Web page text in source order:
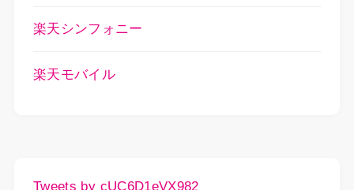
楽天シンフォニー
楽天モバイル
Tweets by cUC6D1eVX982